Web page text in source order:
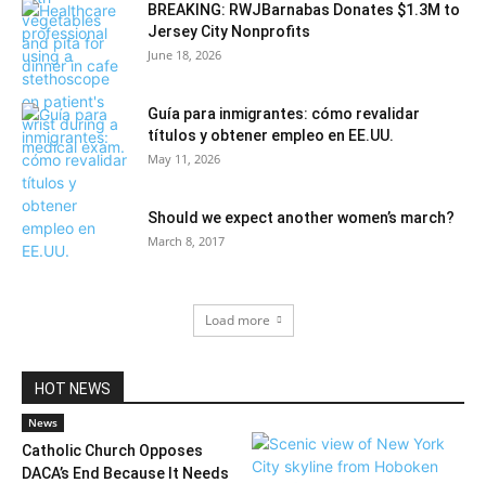
BREAKING: RWJBarnabas Donates $1.3M to
Jersey City Nonprofits
June 18, 2026
Guía para inmigrantes: cómo revalidar
títulos y obtener empleo en EE.UU.
May 11, 2026
Should we expect another women’s march?
March 8, 2017
Load more
HOT NEWS
News
Catholic Church Opposes
DACA’s End Because It Needs